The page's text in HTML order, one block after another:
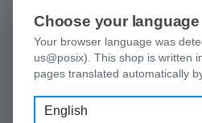
Choose your language
Your browser language was
us@posix). This shop is written
pages translated automatically
Language